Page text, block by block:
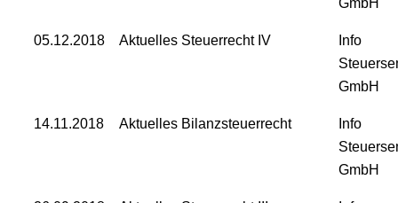
05.12.2018 Aktuelles Steuerrecht IV
Info
GmbH
14.11.2018 Aktuelles Bilanzsteuerrecht
Info
GmbH